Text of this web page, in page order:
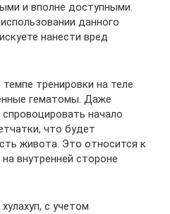
и вполне доступными.
данного
нанести вред
тренировки на теле
гематомы. Даже
начало
что будет
живота. Это относится к
внутренней стороне
с учетом